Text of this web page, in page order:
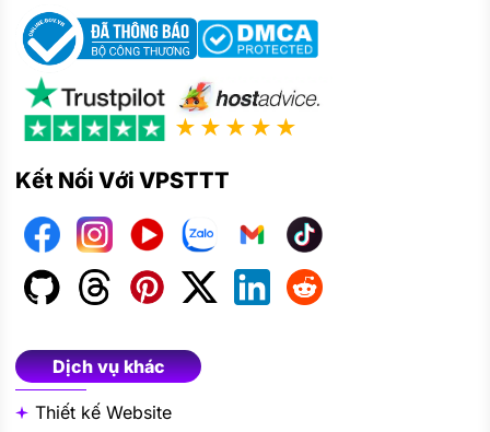
★★★★★
Kết Nối Với VPSTTT
Dịch vụ khác
Thiết kế Website